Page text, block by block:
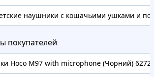
наушники с кошачьими ушками и
покупателей
Hoco M97 with microphone (Чорний)